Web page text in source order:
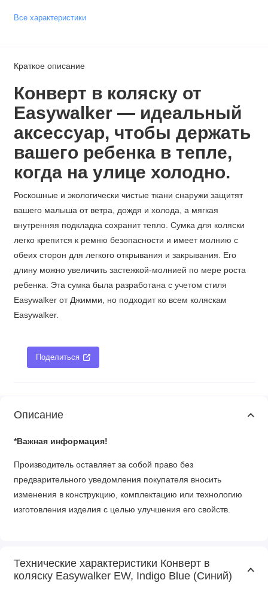
Все характеристики
Краткое описание
Конверт в коляску от
Easywalker — идеальный
аксессуар, чтобы держать
вашего ребенка в тепле,
когда на улице холодно.
Роскошные и экологически чистые ткани снаружи защитят
вашего малыша от ветра, дождя и холода, а мягкая
внутренняя подкладка сохранит тепло. Сумка для коляски
легко крепится к ремню безопасности и имеет молнию с
обеих сторон для легкого открывания и закрывания. Его
длину можно увеличить застежкой-молнией по мере роста
ребенка. Эта сумка была разработана с учетом стиля
Easywalker от Джимми, но подходит ко всем коляскам
Easywalker.
Поделиться
Описание
*Важная информация!
Производитель оставляет за собой право без
предварительного уведомления покупателя вносить
изменения в конструкцию, комплектацию или технологию
изготовления изделия с целью улучшения его свойств.
Технические характеристики Конверт в
коляску Easywalker EW, Indigo Blue (Синий)